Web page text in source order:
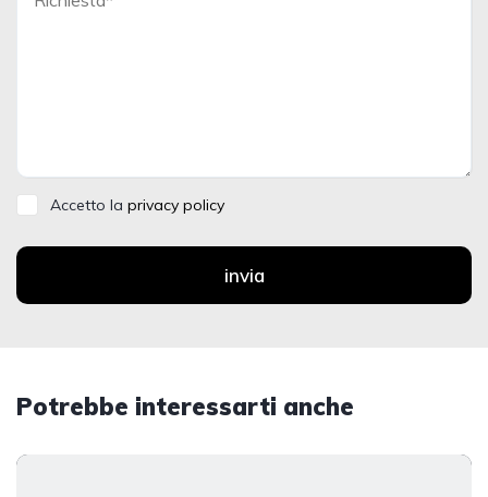
Accetto la privacy policy
invia
Potrebbe interessarti anche